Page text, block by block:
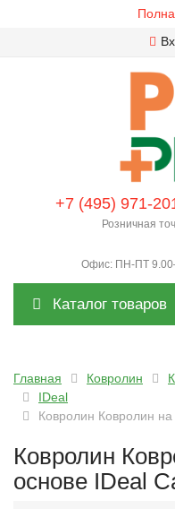
+7 (495) 971-
Розничная
Офис: ПН-ПТ
Каталог товаров
Главная Ковролин
IDeal
Ковролин Ковролин
Ковролин
основе IDeal